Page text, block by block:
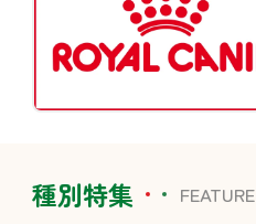
種別特集 FEATURE